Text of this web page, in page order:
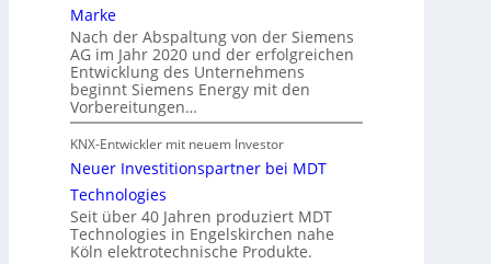
Marke
Nach der Abspaltung von der Siemens
AG im Jahr 2020 und der erfolgreichen
Entwicklung des Unternehmens
beginnt Siemens Energy mit den
Vorbereitungen…
KNX-Entwickler mit neuem Investor
Neuer Investitionspartner bei MDT
Technologies
Seit über 40 Jahren produziert MDT
Technologies in Engelskirchen nahe
Köln elektrotechnische Produkte.